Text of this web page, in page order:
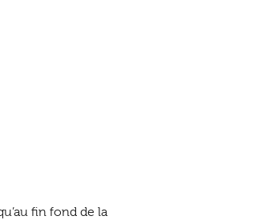
fin fond de la